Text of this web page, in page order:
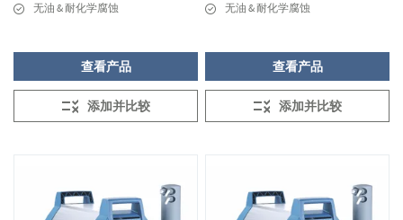
无油 & 耐化学腐蚀
查看产品
添加并比较
无油 & 耐化学腐蚀
查看产品
添加并比较